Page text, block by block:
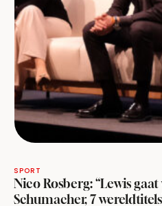
SPORT
Nico Rosberg: “Lewis
Schumacher, 7